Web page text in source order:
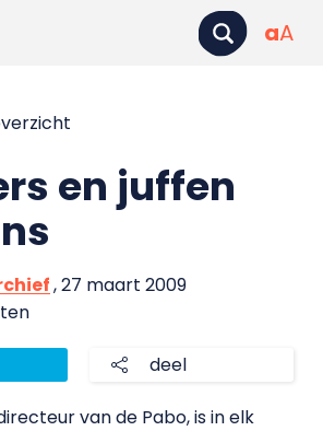
aA
en juffen
, 27 maart 2009
deel
van de Pabo, is in elk